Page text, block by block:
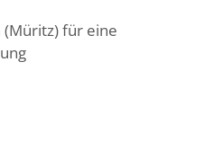
(Müritz) für eine